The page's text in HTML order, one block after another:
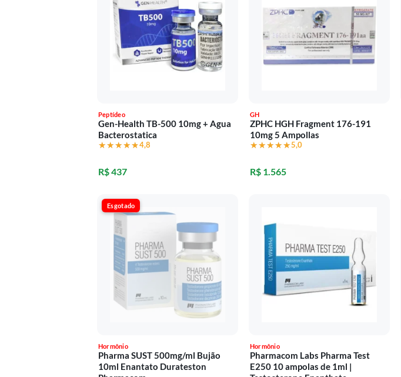
Peptídeo
Gen-Health TB-500 10mg + Agua
Bacterostatica
★★★★★
★★★★★4,8
R$ 437
GH
ZPHC HGH Fragment 176-191
10mg 5 Ampollas
★★★★★
★★★★★5,0
R$ 1.565
Esgotado
Hormônio
Pharma SUST 500mg/ml Bujão
10ml Enantato Durateston
Hormônio
Pharmacom Labs Pharma Test
E250 10 ampolas de 1ml |